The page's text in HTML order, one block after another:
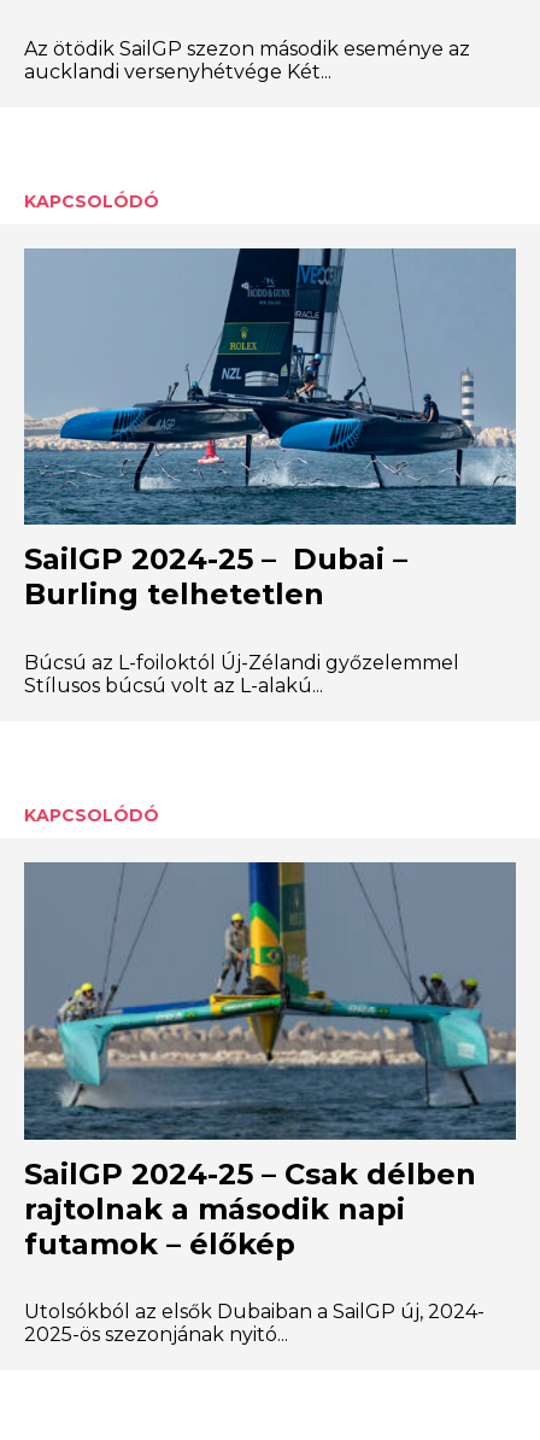
Az ötödik SailGP szezon második eseménye az
aucklandi versenyhétvége Két...
KAPCSOLÓDÓ
SailGP 2024-25 – Dubai –
Burling telhetetlen
Búcsú az L-foiloktól Új-Zélandi győzelemmel
Stílusos búcsú volt az L-alakú...
KAPCSOLÓDÓ
SailGP 2024-25 – Csak délben
rajtolnak a második napi
futamok – élőkép
Utolsókból az elsők Dubaiban a SailGP új, 2024-
2025-ös szezonjának nyitó...